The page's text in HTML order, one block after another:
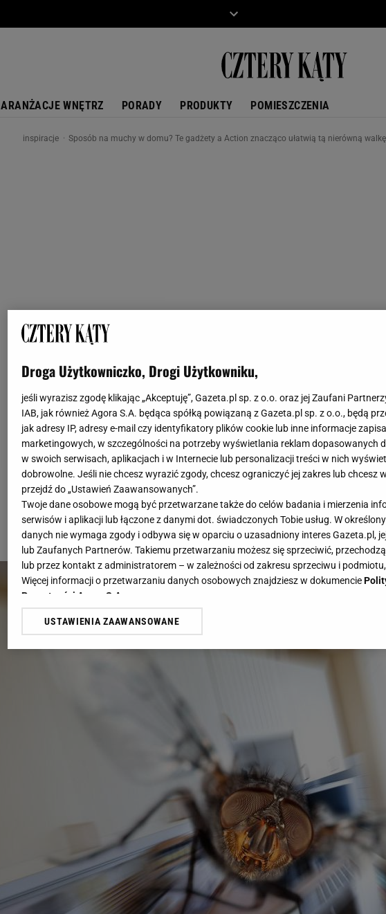
ARANŻACJE WNĘTRZ PORADY PRODUKTY POMIESZCZENIA
inspiracje Sposób na muchy w domu? Te gadżety a Action znacząco ułatwią tą nierówną walkę
Sposób na muchy w domu? Te gadżety a
ułatwią tą nierówną walkę
Natalia Latawiec
11 czerwca 2023, 12:50
Muchy i komary potrafią skutecznie uprzykrzyć nam codzienny
uniemożliwić spokojny sen w nocy. W jaki sposób pozbyć się
produkty z Action ułatwią ci to zadanie!
Droga Użytkowniczko, Drogi Użytkowniku,
jeśli wyrazisz zgodę klikając „Akceptuję”, Gazeta.pl sp. z o.o. oraz jej Zaufani
IAB, jak również Agora S.A. będąca spółką powiązaną z Gazeta.pl sp. z o.o., będą
jak adresy IP, adresy e-mail czy identyfikatory plików cookie lub inne informacje
marketingowych, w szczególności na potrzeby wyświetlania reklam dopasowanych
w swoich serwisach, aplikacjach i w Internecie lub personalizacji treści w nich
dobrowolne. Jeśli nie chcesz wyrazić zgody, chcesz ograniczyć jej zakres lub chcesz
przejdź do „Ustawień Zaawansowanych”.
Twoje dane osobowe mogą być przetwarzane także do celów badania i mierzenia
serwisów i aplikacji lub łączone z danymi dot. świadczonych Tobie usług. W
danych nie wymaga zgody i odbywa się w oparciu o uzasadniony interes Gazeta.pl,
lub Zaufanych Partnerów. Takiemu przetwarzaniu możesz się sprzeciwić,
lub przez kontakt z administratorem – w zależności od zakresu sprzeciwu i
Więcej informacji o przetwarzaniu danych osobowych znajdziesz w dokumencie
Prywatności Agora S.A.
Klikając „Akceptuję” wyrażasz też zgodę na zainstalowanie i przechowywanie plików
dotyczące plików cookie, wywołując narzędzie do zarządzania twoimi preferencjami
My, nasi Zaufani Partnerzy i Agora S.A. możemy przetwarzać dane osobowe w
Przechowywanie informacji na urządzeniu lub dostęp do nich. Spersonalizowane
badnie odbiorców i ulepszanie usług.Lista Zaufanych Partnerów
USTAWIENIA ZAAWANSOWANE